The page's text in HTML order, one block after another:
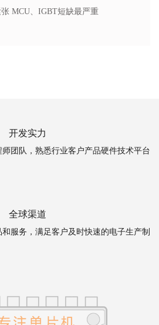
MCU、IGBT短缺最严重
开发实力
团队，熟悉行业客户产品硬件技术平台
全球渠道
服务，满足客户及时快速的电子生产制